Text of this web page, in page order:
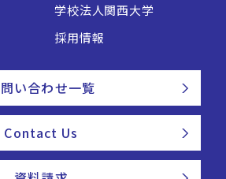
学校法人関西大学
採用情報
い合わせ一覧
Contact Us